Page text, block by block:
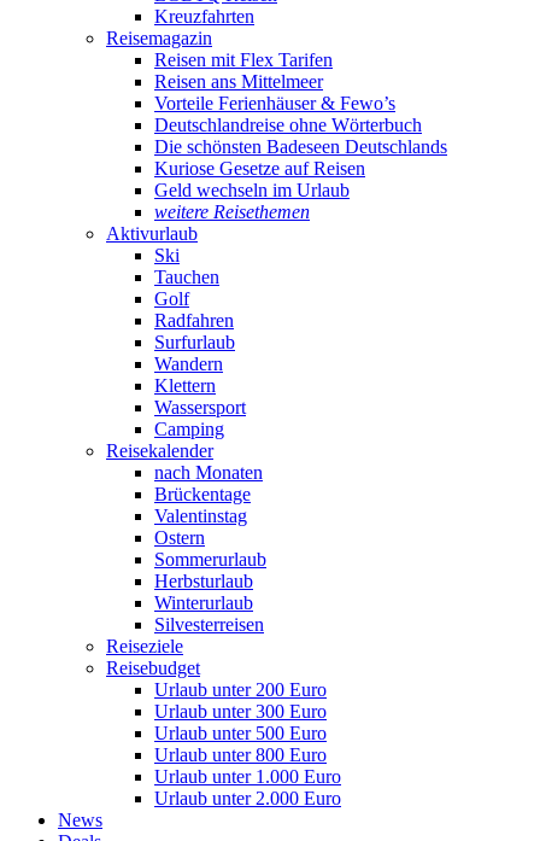
Kreuzfahrten
Reisemagazin
Reisen mit Flex Tarifen
Reisen ans Mittelmeer
Vorteile Ferienhäuser & Fewo’s
Deutschlandreise ohne Wörterbuch
Die schönsten Badeseen Deutschlands
Kuriose Gesetze auf Reisen
Geld wechseln im Urlaub
weitere Reisethemen
Aktivurlaub
Ski
Tauchen
Golf
Radfahren
Surfurlaub
Wandern
Klettern
Wassersport
Camping
Reisekalender
nach Monaten
Brückentage
Valentinstag
Ostern
Sommerurlaub
Herbsturlaub
Winterurlaub
Silvesterreisen
Reiseziele
Reisebudget
Urlaub unter 200 Euro
Urlaub unter 300 Euro
Urlaub unter 500 Euro
Urlaub unter 800 Euro
Urlaub unter 1.000 Euro
Urlaub unter 2.000 Euro
News